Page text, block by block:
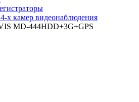
х камер видеонаблюдения
MD-444HDD+3G+GPS